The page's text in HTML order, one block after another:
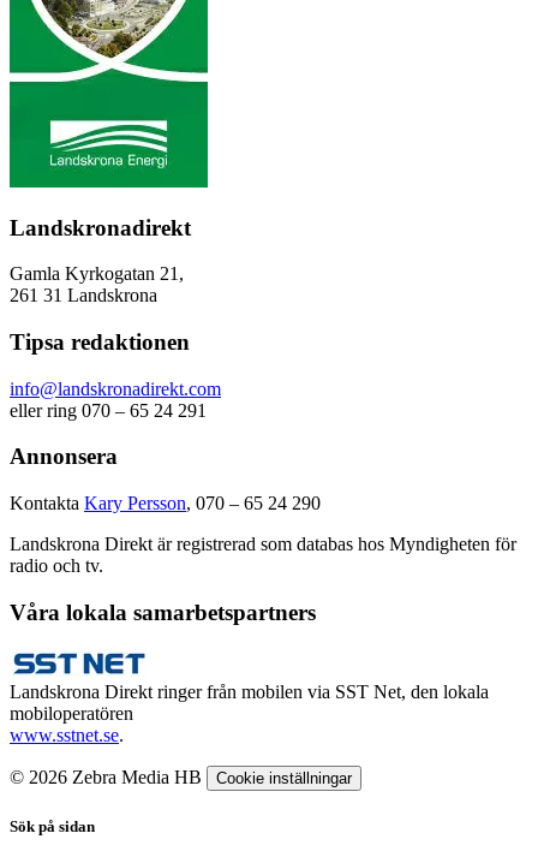
Landskronadirekt
Gamla Kyrkogatan 21,
261 31 Landskrona
Tipsa redaktionen
info@landskronadirekt.com
eller ring 070 – 65 24 291
Annonsera
Kontakta Kary Persson, 070 – 65 24 290
Landskrona Direkt är registrerad som databas hos Myndigheten för
radio och tv.
Våra lokala samarbetspartners
Landskrona Direkt ringer från mobilen via SST Net, den lokala
mobiloperatören
www.sstnet.se.
© 2026 Zebra Media HB Cookie inställningar
Sök på sidan